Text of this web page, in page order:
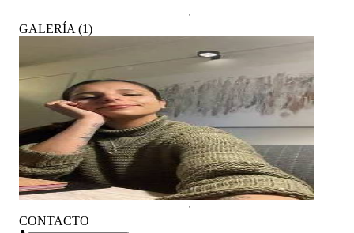
GALERÍA (1)
CONTACTO